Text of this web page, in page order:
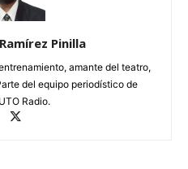
Pinilla
amante del teatro,
del equipo periodístico de
Radio.